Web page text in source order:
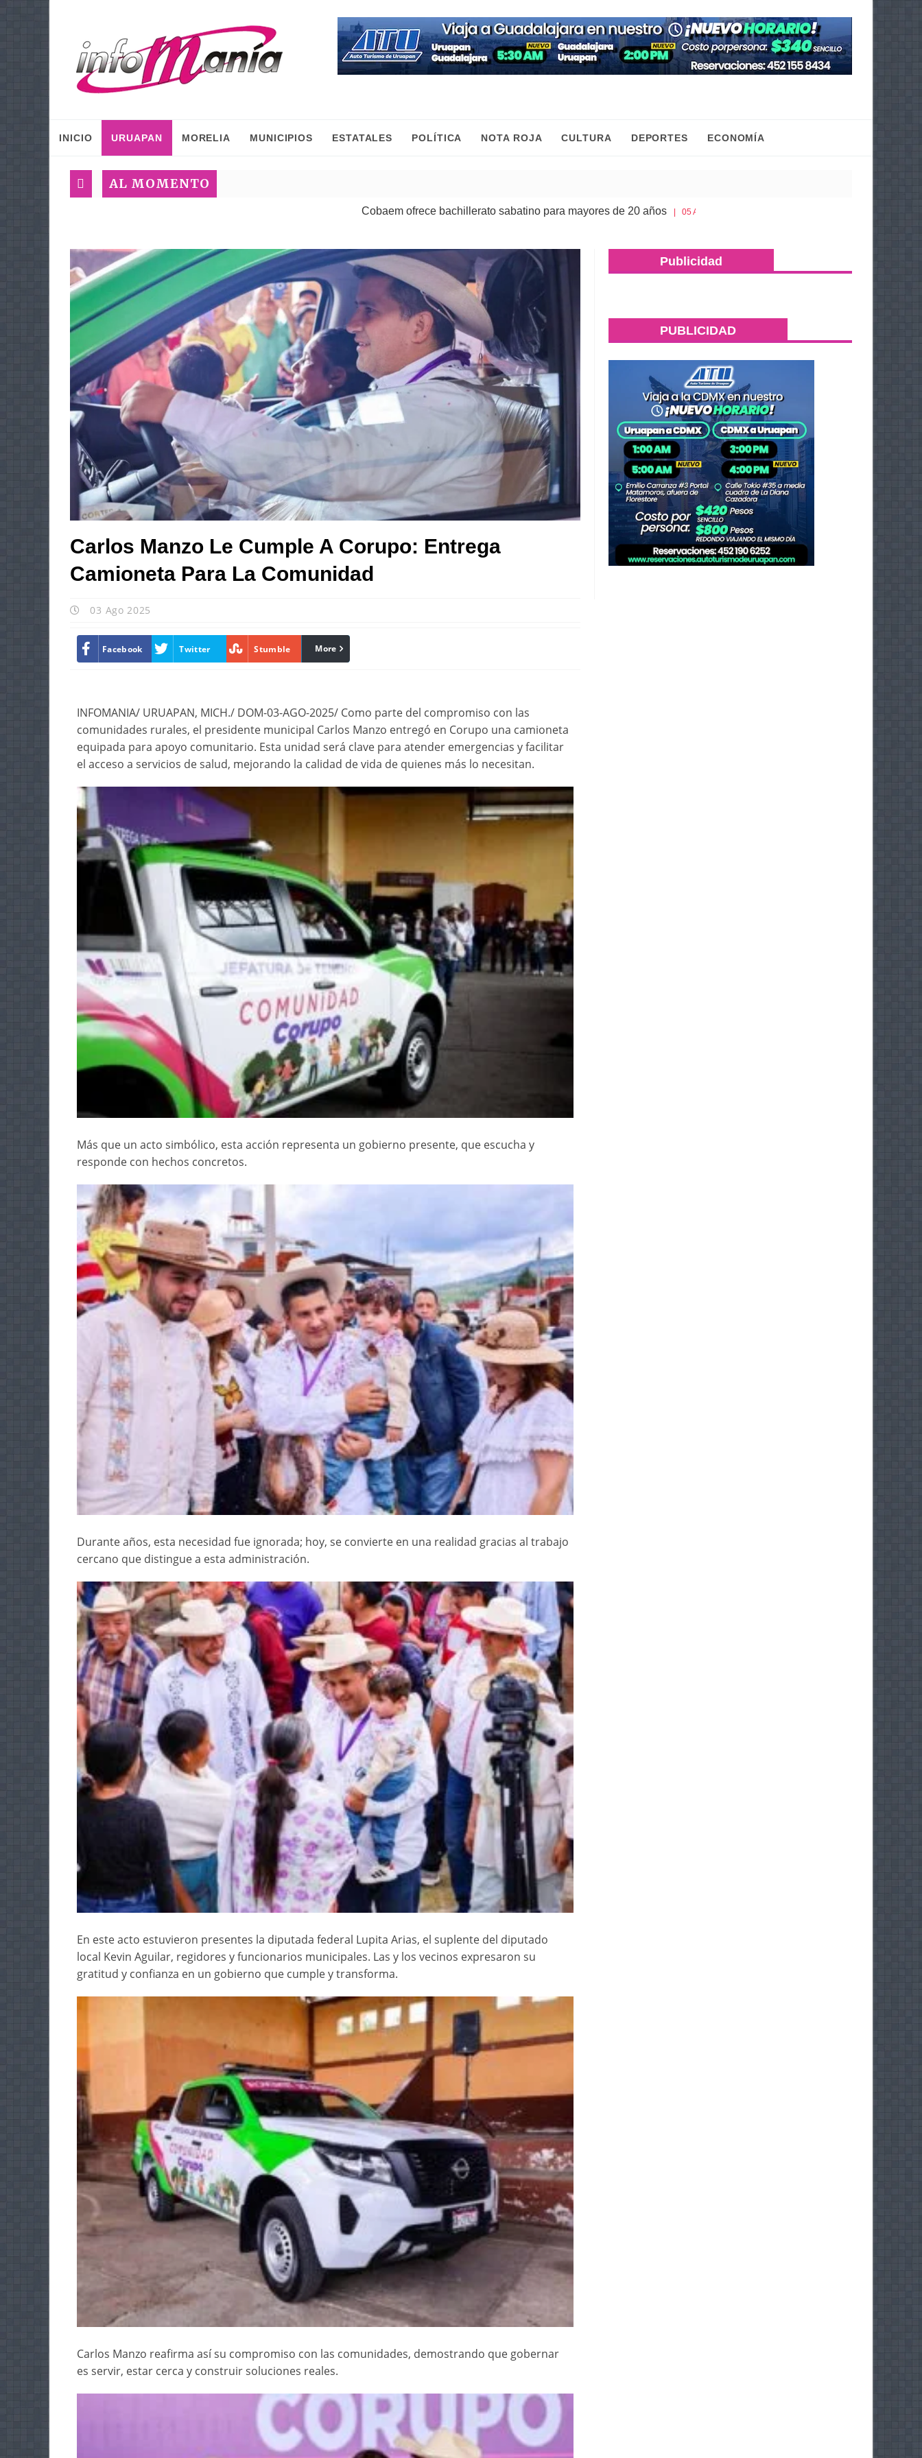
INICIO URUAPAN MORELIA MUNICIPIOS ESTATALES POLÍTICA NOTA ROJA CULTURA DEPORTES ECONOMÍA
AL MOMENTO
Cobaem ofrece bachillerato sabatino para mayores de 20 años| 05 Ago 2026 Congreso de Michoacán hace justicia a la historia de
Carlos Manzo Le Cumple A Corupo: Entrega
Camioneta Para La Comunidad
03 Ago 2025
Facebook Twitter Stumble linkedin
More
INFOMANIA/ URUAPAN, MICH./ DOM-03-AGO-2025/ Como parte del compromiso con las
comunidades rurales, el presidente municipal Carlos Manzo entregó en Corupo una camioneta
equipada para apoyo comunitario. Esta unidad será clave para atender emergencias y facilitar
el acceso a servicios de salud, mejorando la calidad de vida de quienes más lo necesitan.
Más que un acto simbólico, esta acción representa un gobierno presente, que escucha y
responde con hechos concretos.
Durante años, esta necesidad fue ignorada; hoy, se convierte en una realidad gracias al trabajo
cercano que distingue a esta administración.
En este acto estuvieron presentes la diputada federal Lupita Arias, el suplente del diputado
local Kevin Aguilar, regidores y funcionarios municipales. Las y los vecinos expresaron su
gratitud y confianza en un gobierno que cumple y transforma.
Carlos Manzo reafirma así su compromiso con las comunidades, demostrando que gobernar
es servir, estar cerca y construir soluciones reales.
Publicidad
PUBLICIDAD